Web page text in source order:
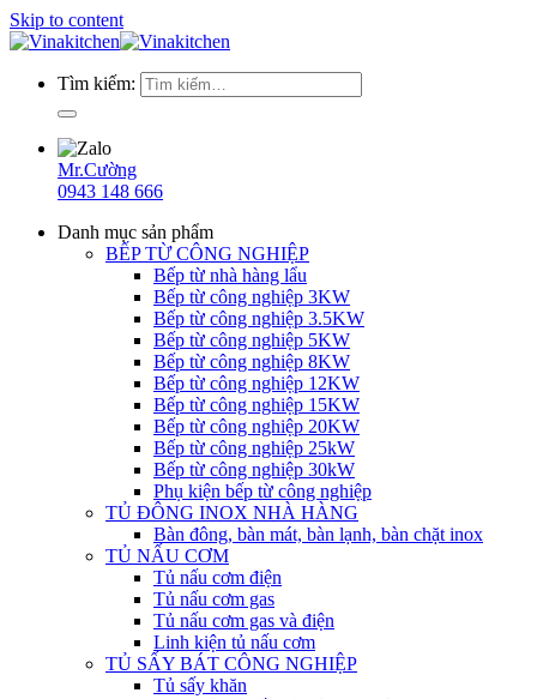
Skip to content
Tìm kiếm:
Mr.Cường
0943 148 666
Danh mục sản phẩm
BẾP TỪ CÔNG NGHIỆP
Bếp từ nhà hàng lẩu
Bếp từ công nghiệp 3KW
Bếp từ công nghiệp 3.5KW
Bếp từ công nghiệp 5KW
Bếp từ công nghiệp 8KW
Bếp từ công nghiệp 12KW
Bếp từ công nghiệp 15KW
Bếp từ công nghiệp 20KW
Bếp từ công nghiệp 25kW
Bếp từ công nghiệp 30kW
Phụ kiện bếp từ công nghiệp
TỦ ĐÔNG INOX NHÀ HÀNG
Bàn đông, bàn mát, bàn lạnh, bàn chặt inox
TỦ NẤU CƠM
Tủ nấu cơm điện
Tủ nấu cơm gas
Tủ nấu cơm gas và điện
Linh kiện tủ nấu cơm
TỦ SẤY BÁT CÔNG NGHIỆP
Tủ sấy khăn